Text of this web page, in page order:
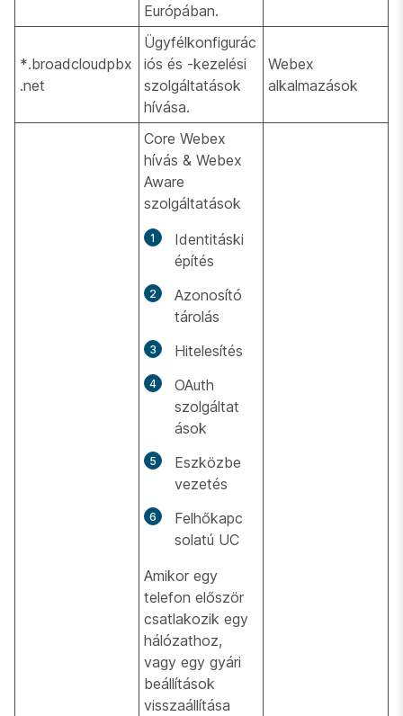
Európában.
*.broadcloudpbx
.net
Ügyfélkonfigurác
iós és -kezelési
szolgáltatások
hívása.
Webex
alkalmazások
Core Webex
hívás & Webex
Aware
szolgáltatások
Identitáski
építés
Azonosító
tárolás
Hitelesítés
OAuth
szolgáltat
ások
Eszközbe
vezetés
Felhőkapc
solatú UC
Amikor egy
telefon először
csatlakozik egy
hálózathoz,
vagy egy gyári
beállítások
visszaállítása